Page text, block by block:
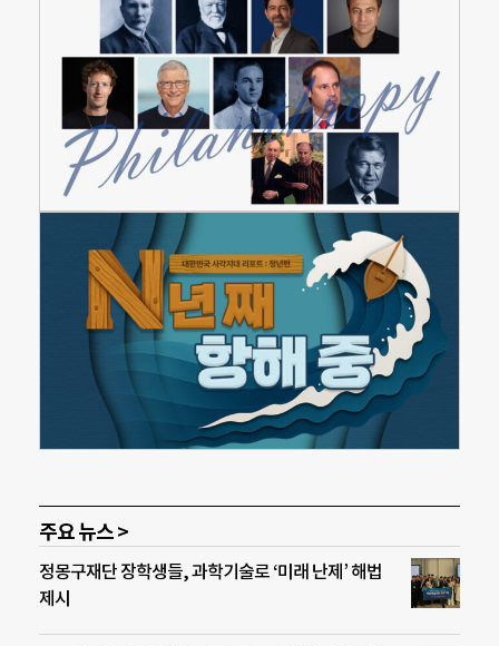
주요 뉴스 >
정몽구재단 장학생들, 과학기술로 ‘미래 난제’ 해법
제시